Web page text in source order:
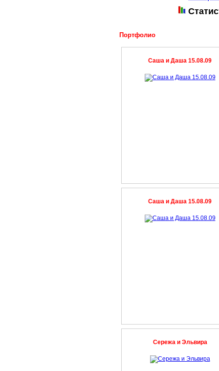
Портфолио
Саша и Даша 15.08.09
Саша и Даша 15.08.09
Сережа и Эльвира